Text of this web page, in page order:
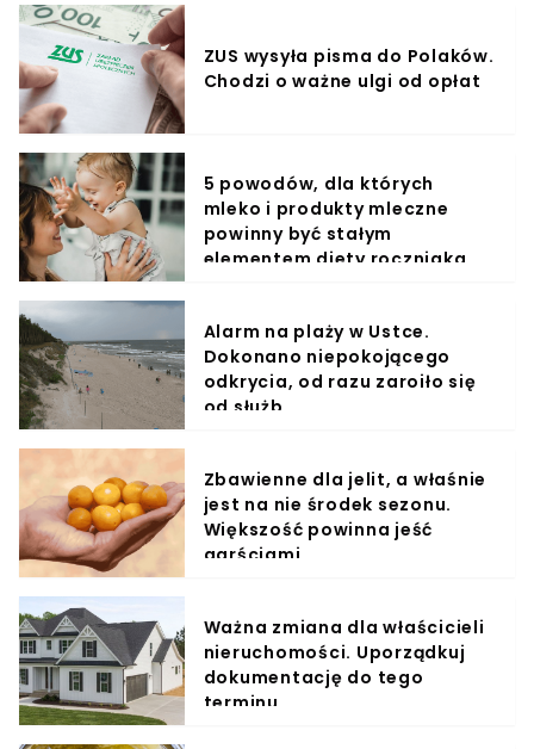
ZUS wysyła pisma do Polaków.
Chodzi o ważne ulgi od opłat
5 powodów, dla których
mleko i produkty mleczne
powinny być stałym
elementem diety roczniaka
Alarm na plaży w Ustce.
Dokonano niepokojącego
odkrycia, od razu zaroiło się
od służb
Zbawienne dla jelit, a właśnie
jest na nie środek sezonu.
Większość powinna jeść
garściami
Ważna zmiana dla właścicieli
nieruchomości. Uporządkuj
dokumentację do tego
terminu